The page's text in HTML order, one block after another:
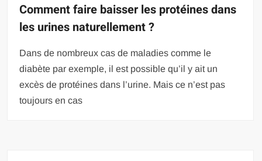
Comment faire baisser les protéines dans
les urines naturellement ?
Dans de nombreux cas de maladies comme le
diabète par exemple, il est possible qu’il y ait un
excès de protéines dans l’urine. Mais ce n’est pas
toujours en cas